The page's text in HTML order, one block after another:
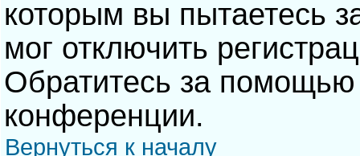
которым вы пытаетесь
мог отключить
Обратитесь за помощью
конференции.
Вернуться к началу